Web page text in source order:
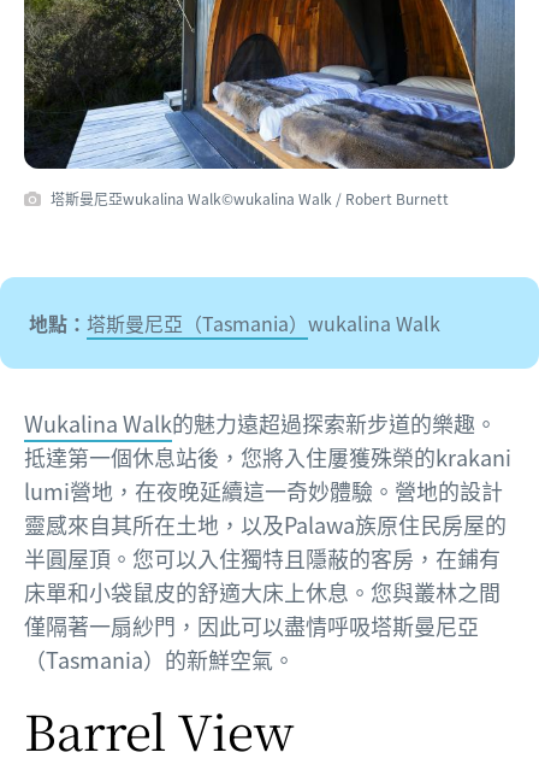
塔斯曼尼亞wukalina Walk©wukalina Walk / Robert Burnett
地點： 塔斯曼尼亞（Tasmania） wukalina Walk
Wukalina Walk的魅力遠超過探索新步道的樂趣。
抵達第一個休息站後，您將入住屢獲殊榮的krakani
lumi營地，在夜晚延續這一奇妙體驗。營地的設計
靈感來自其所在土地，以及Palawa族原住民房屋的
半圓屋頂。您可以入住獨特且隱蔽的客房，在鋪有
床單和小袋鼠皮的舒適大床上休息。您與叢林之間
僅隔著一扇紗門，因此可以盡情呼吸塔斯曼尼亞
（Tasmania）的新鮮空氣。
Barrel View